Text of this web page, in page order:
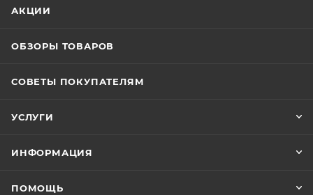
положение cпины ребенка во время сна (12,5 ˚
Пояс-пряжка не может быть открыт ребенком
АКЦИИ
ОБЗОРЫ ТОВАРОВ
СОВЕТЫ ПОКУПАТЕЛЯМ
УСЛУГИ
ИНФОРМАЦИЯ
ПОМОЩЬ